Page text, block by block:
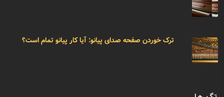
ترک خوردن صفحه صدای پیانو: آیا کار پیانو تمام است؟